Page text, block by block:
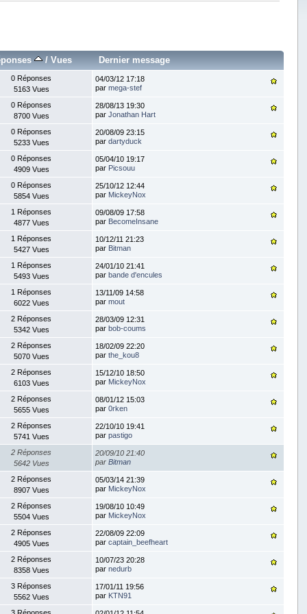
/Vues Dernier message
0 Réponses
5163 Vues
04/03/12 17:18
parmega-stef
0 Réponses
8700 Vues
28/08/13 19:30
parJonathan Hart
0 Réponses
5233 Vues
20/08/09 23:15
pardartyduck
0 Réponses
4909 Vues
05/04/10 19:17
par Picsouu
0 Réponses
5854 Vues
25/10/12 12:44
par MickeyNox
1 Réponses
4877 Vues
09/08/09 17:58
par BecomeInsane
1 Réponses
5427 Vues
10/12/11 21:23
par Bitman
1 Réponses
5493 Vues
24/01/10 21:41
parbande d'encules
1 Réponses
6022 Vues
13/11/09 14:58
parmout
2 Réponses
5342 Vues
28/03/09 12:31
parbob-coums
2 Réponses
5070 Vues
18/02/09 22:20
parthe_kou8
2 Réponses
6103 Vues
15/12/10 18:50
par MickeyNox
2 Réponses
5655 Vues
08/01/12 15:03
par0rken
2 Réponses
5741 Vues
22/10/10 19:41
parpastigo
2 Réponses
5642 Vues
20/09/10 21:40
parBitman
2 Réponses
8907 Vues
05/03/14 21:39
par MickeyNox
2 Réponses
5504 Vues
19/08/10 10:49
par MickeyNox
2 Réponses
4905 Vues
22/08/09 22:09
parcaptain_beefheart
2 Réponses
8358 Vues
10/07/23 20:28
parnedurb
3 Réponses
5562 Vues
17/01/11 19:56
par KTN91
3 Réponses